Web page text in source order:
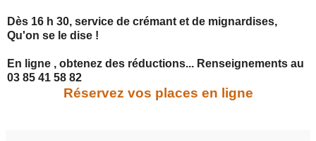
Dès 16 h 30, service de crémant et de mignardises,
Qu'on se le dise !
En ligne , obtenez des réductions... Renseignements au
03 85 41 58 82
Réservez vos places en ligne